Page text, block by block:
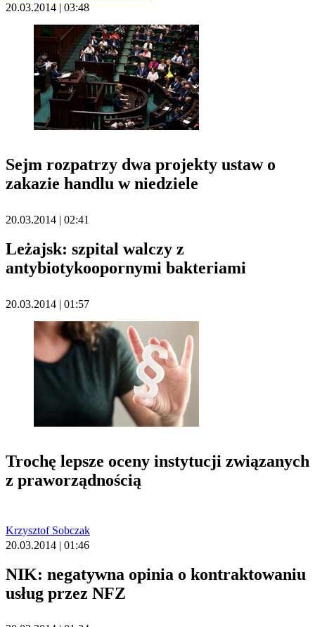
20.03.2014 | 03:48
Sejm rozpatrzy dwa projekty ustaw o
zakazie handlu w niedziele
20.03.2014 | 02:41
Leżajsk: szpital walczy z
antybiotykoopornymi bakteriami
20.03.2014 | 01:57
Trochę lepsze oceny instytucji związanych
z praworządnością
Krzysztof Sobczak
20.03.2014 | 01:46
NIK: negatywna opinia o kontraktowaniu
usług przez NFZ